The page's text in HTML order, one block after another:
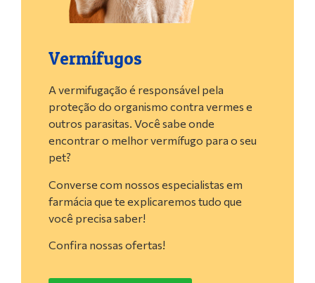
Vermífugos
A vermifugação é responsável pela
proteção do organismo contra vermes e
outros parasitas. Você sabe onde
encontrar o melhor vermífugo para o seu
pet?
Converse com nossos especialistas em
farmácia que te explicaremos tudo que
você precisa saber!
Confira nossas ofertas!